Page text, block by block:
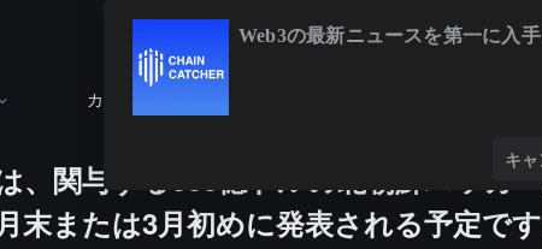
カレンダー
、関与する300億ドルの北朝鮮ハッカ
末または3月初めに発表される予定です
Web3の最新ニュースを第一に入手
キ